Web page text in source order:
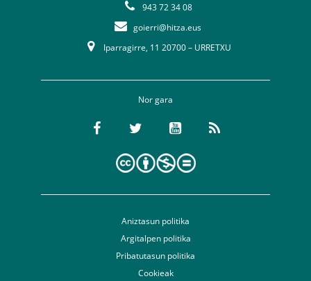
943 72 34 08
goierri@hitza.eus
Iparragirre, 11 20700 – URRETXU
Nor gara
Aniztasun politika
Argitalpen politika
Pribatutasun politika
Cookieak